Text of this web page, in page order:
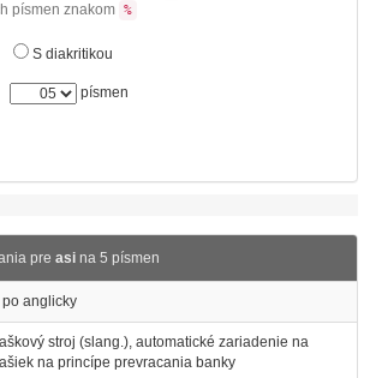
písmen znakom %
S diakritikou
písmen
pre asi na 5 písmen
anglicky
stroj (slang.), automatické zariadenie na
na princípe prevracania banky